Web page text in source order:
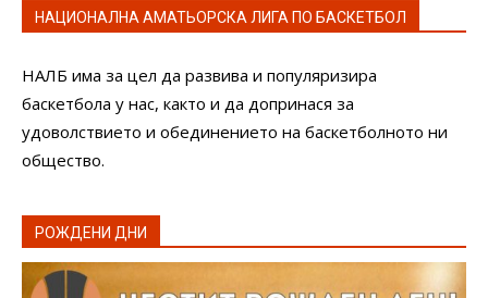
НАЦИОНАЛНА АМАТЬОРСКА ЛИГА ПО БАСКЕТБОЛ
НАЛБ има за цел да развива и популяризира
баскетбола у нас, както и да допринася за
удоволствието и обединението на баскетболното ни
общество.
РОЖДЕНИ ДНИ